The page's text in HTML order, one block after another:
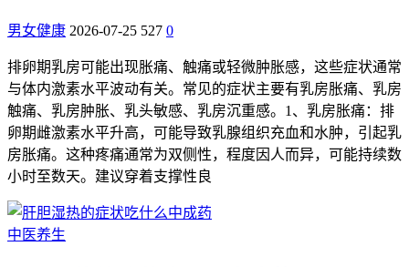
男女健康 2026-07-25 527 0
排卵期乳房可能出现胀痛、触痛或轻微肿胀感，这些症状通常
与体内激素水平波动有关。常见的症状主要有乳房胀痛、乳房
触痛、乳房肿胀、乳头敏感、乳房沉重感。1、乳房胀痛：排
卵期雌激素水平升高，可能导致乳腺组织充血和水肿，引起乳
房胀痛。这种疼痛通常为双侧性，程度因人而异，可能持续数
小时至数天。建议穿着支撑性良
中医养生